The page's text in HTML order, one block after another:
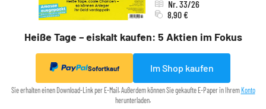
Heiße Tage – eiskalt kaufen: 5 Aktien im Fokus
Nr. 33/26
8,90 €
Sofortkauf Im Shop kaufen
Sie erhalten einen Download-Link per E-Mail. Außerdem können Sie gekaufte E-Paper in Ihrem Konto
herunterladen.